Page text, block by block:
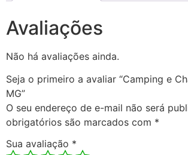
Avaliações
Não há avaliações ainda.
Seja o primeiro a avaliar “Camping e
MG”
O seu endereço de e-mail não será
obrigatórios são marcados com *
Sua avaliação *